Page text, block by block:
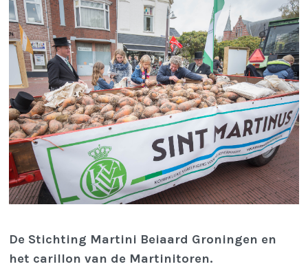
De Stichting Martini Beiaard Groningen en
het carillon van de Martinitoren.